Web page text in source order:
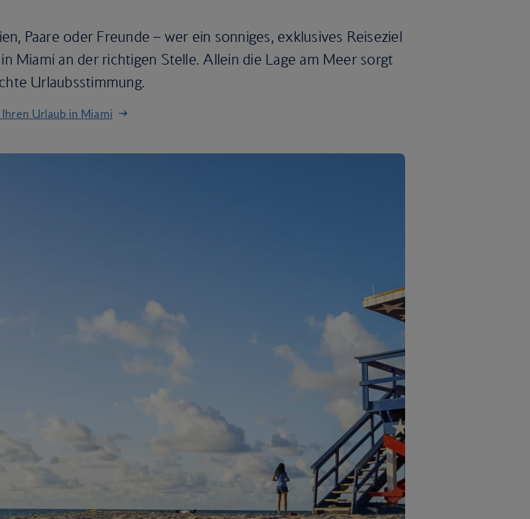
Paare oder Freunde – wer ein sonniges, exklusives Reiseziel
Miami an der richtigen Stelle. Allein die Lage am Meer sorgt
Urlaubsstimmung.
Ihren Urlaub in Miami